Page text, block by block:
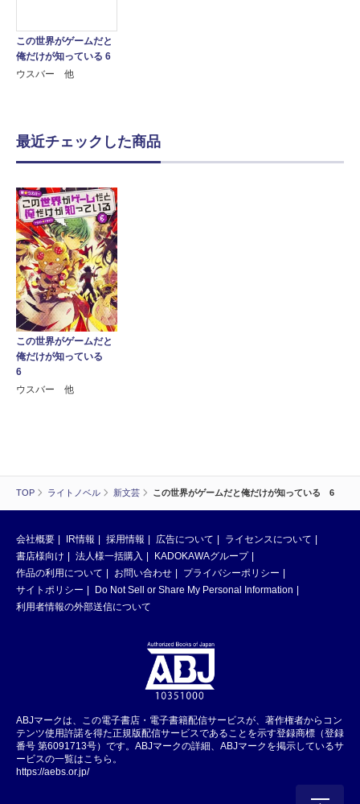
TOP ライトノベル 新文芸 この世界がゲームだと俺だけが知っている 6
この世界がゲームだと
俺だけが知っている 6
ウスバー 他
最近チェックした商品
この世界がゲームだと
俺だけが知っている
6
ウスバー 他
会社概要 IR情報 採用情報 広告について
ライセンスについて
書店様向け
法人様一括購入
KADOKAWAグループ
作品の利用について
お問い合わせ
プライバシーポリシー
サイトポリシー
Do Not Sell or Share My Personal Information
利用者情報の外部送信について
ABJマークは、この電子書店・電子書籍配信サービスが、著作権者からコン
テンツ使用許諾を得た正規版配信サービスであることを示す登録商標（登録
番号 第6091713号）です。ABJマークの詳細、ABJマークを掲示しているサ
ービスの一覧はこちら。
https://aebs.or.jp/